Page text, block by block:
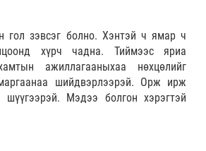
гол зэвсэг болно. Хэнтэй ч ямар ч
хүрч чадна. Тиймээс яриа
ажиллагааныхаа нөхцөлийг
шийдвэрлээрэй. Орж ирж
шүүгээрэй. Мэдээ болгон хэрэгтэй